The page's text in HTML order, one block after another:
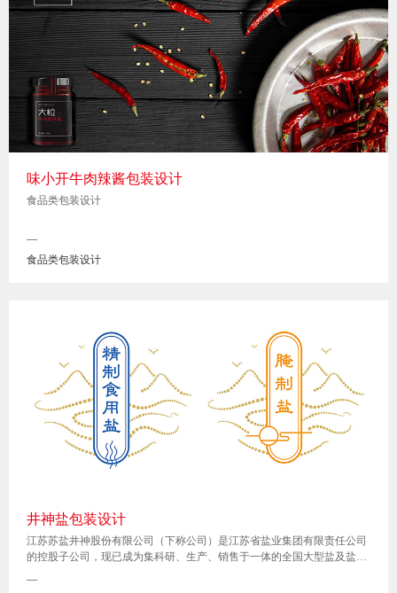
味小开牛肉辣酱包装设计
食品类包装设计
—
食品类包装设计
井神盐包装设计
江苏苏盐井神股份有限公司（下称公司）是江苏省盐业集团有限责任公司
的控股子公司，现已成为集科研、生产、销售于一体的全国大型盐及盐化
—